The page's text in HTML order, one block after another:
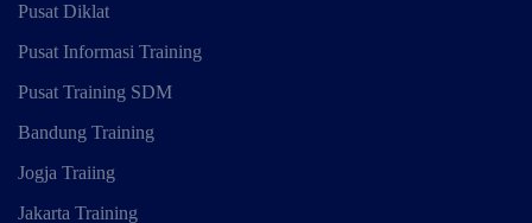
Pusat Diklat
Pusat Informasi Training
Pusat Training SDM
Bandung Training
Jogja Traiing
Jakarta Training